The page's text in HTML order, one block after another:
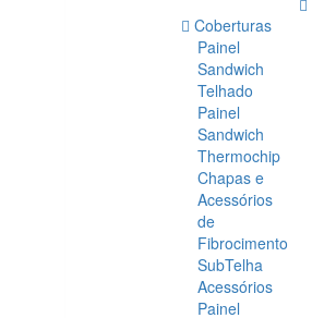
Coberturas
Painel
Sandwich
Telhado
Painel
Sandwich
Thermochip
Chapas e
Acessórios
de
Fibrocimento
SubTelha
Acessórios
Painel